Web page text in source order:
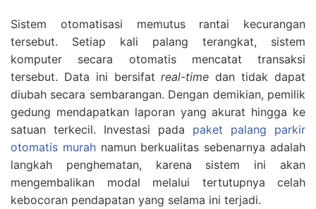
Sistem otomatisasi memutus rantai kecurangan
tersebut. Setiap kali palang terangkat, sistem
komputer secara otomatis mencatat transaksi
tersebut. Data ini bersifatreal-time dan tidak dapat
diubah secara sembarangan. Dengan demikian, pemilik
gedung mendapatkan laporan yang akurat hingga ke
satuan terkecil. Investasi pada paket palang parkir
otomatis murahnamun berkualitas sebenarnya adalah
langkah penghematan, karena sistem ini akan
mengembalikan modal melalui tertutupnya celah
kebocoran pendapatan yang selama ini terjadi.